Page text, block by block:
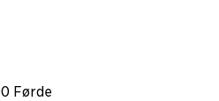
Førde